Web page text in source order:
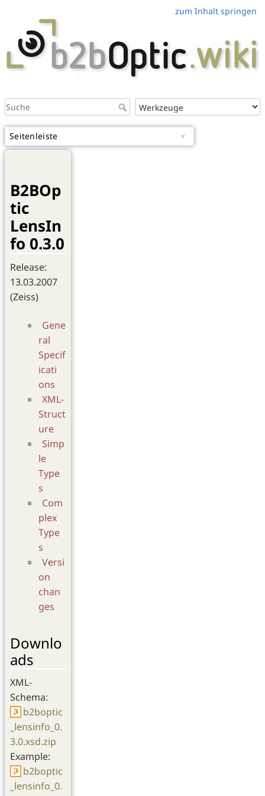
zum Inhalt springen
Seitenleiste
B2BOp
tic
LensIn
fo 0.3.0
Release:
13.03.2007
(Zeiss)
Gene
ral
Specif
icati
ons
XML-
Struct
ure
Simp
le
Type
s
Com
plex
Type
s
Versi
on
chan
ges
Downlo
ads
XML-
Schema:
b2boptic
_lensinfo_0.
3.0.xsd.zip
Example:
b2boptic
_lensinfo_0.